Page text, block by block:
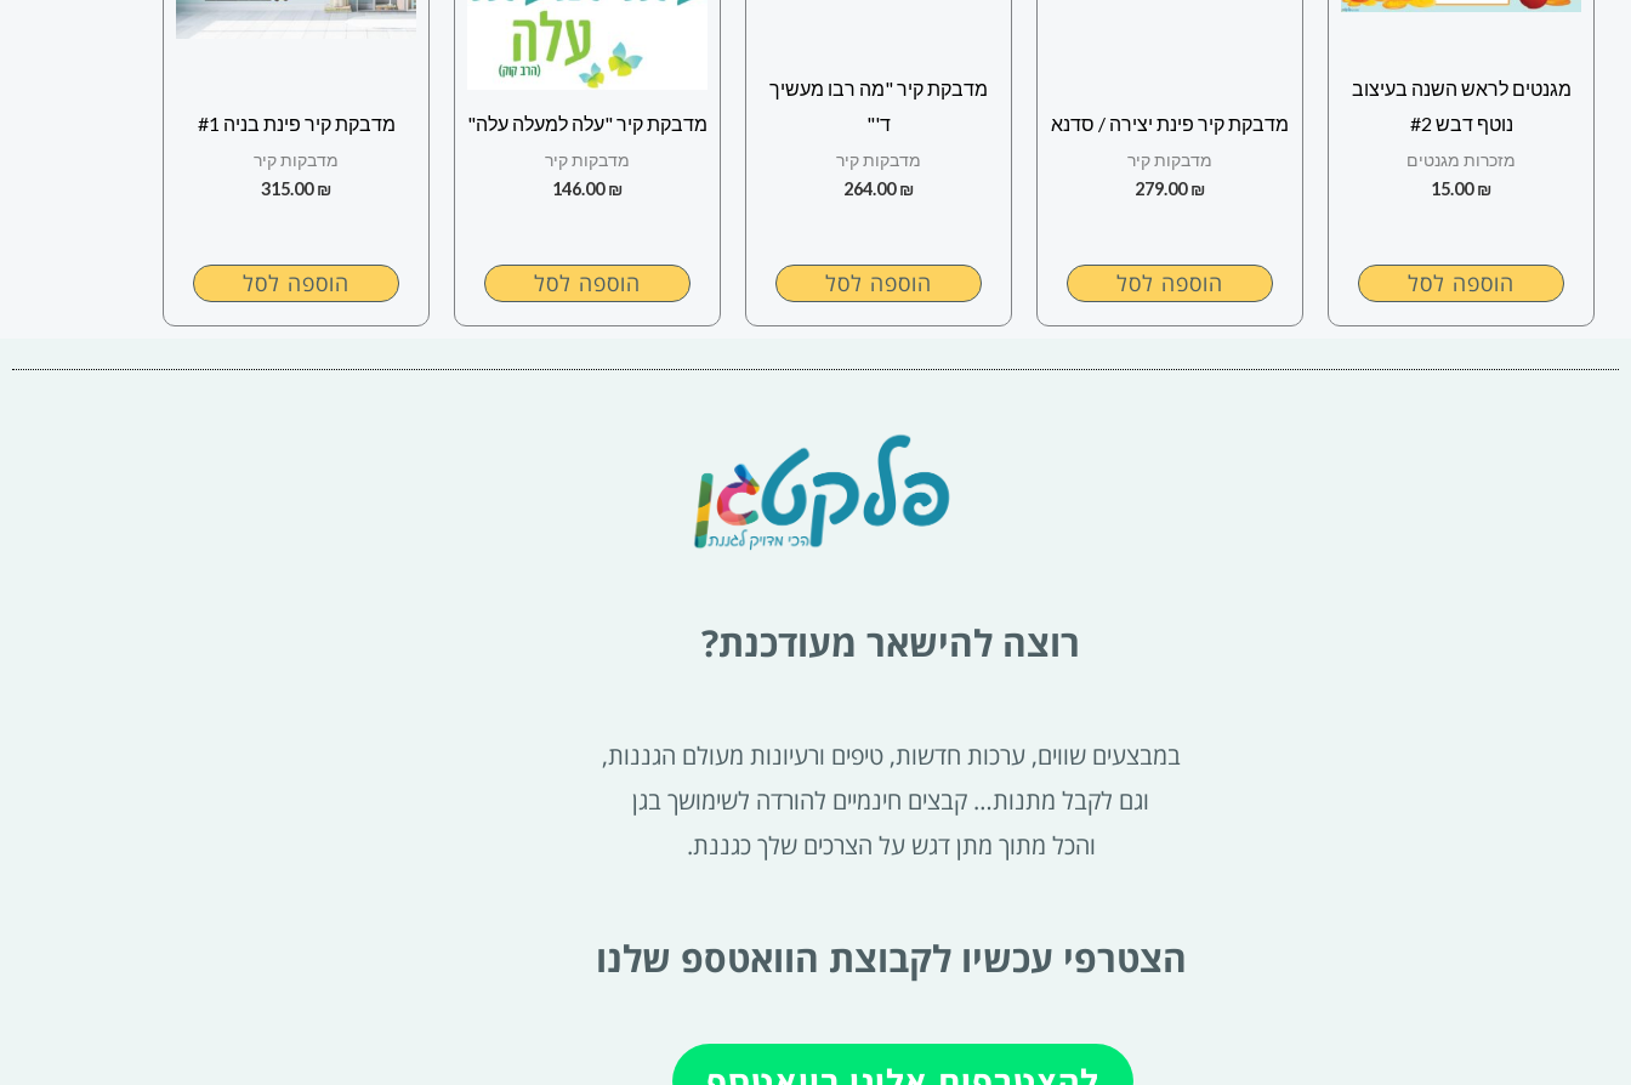
מגנטים לראש השנה בעיצוב
נוטף דבש #2
מזכרות מגנטים
15.00₪
הוספה לסל
מדבקת קיר פינת יצירה / סדנא
מדבקות קיר
279.00₪
הוספה לסל
מדבקת קיר "מה רבו מעשיך
ד'"
מדבקות קיר
264.00₪
הוספה לסל
מדבקת קיר "עלה למעלה עלה"
מדבקות קיר
146.00₪
הוספה לסל
מדבקת קיר פינת בניה #1
מדבקות קיר
315.00₪
הוספה לסל
רוצה להישאר מעודכנת?
במבצעים שווים, ערכות חדשות, טיפים ורעיונות מעולם הגננות,
וגם לקבל מתנות… קבצים חינמיים להורדה לשימושך בגן
והכל מתוך מתן דגש על הצרכים שלך כגננת.
הצטרפי עכשיו לקבוצת הוואטספ שלנו